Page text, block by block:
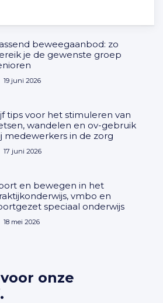
beweegaanbod: zo
je de gewenste groep
19 juni 2026
tips voor het stimuleren van
wandelen en ov-gebruik
medewerkers in de zorg
17 juni 2026
en bewegen in het
vmbo en
speciaal onderwijs
18 mei 2026
onze